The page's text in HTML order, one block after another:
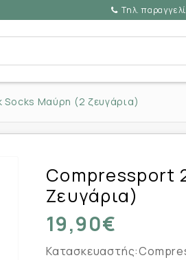
Τηλ.
Μαύρη (2 ζευγάρια)
Compressport
Ζευγάρια)
19,90€
Κατασκευαστής: